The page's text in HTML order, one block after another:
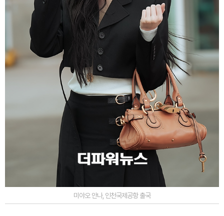
미야오 안나, 인천국제공항 출국